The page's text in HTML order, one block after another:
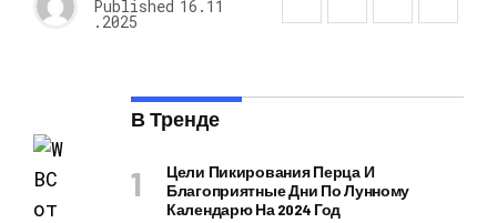
Published 16.11
.2025
В Тренде
Цели Пикирования Перца И
Благоприятные Дни По Лунному
Календарю На 2024 Год